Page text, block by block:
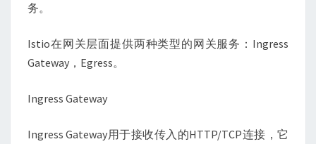
务。
Istio在网关层面提供两种类型的网关服务：Ingress
Gateway，Egress。
Ingress Gateway
Ingress Gateway用于接收传入的HTTP/TCP连接，它